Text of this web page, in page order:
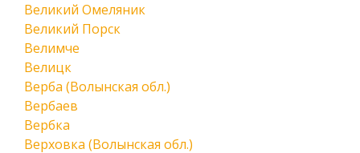
Великий Омеляник
Великий Порск
Велимче
Велицк
Верба (Волынская обл.)
Вербаев
Вербка
Верховка (Волынская обл.)